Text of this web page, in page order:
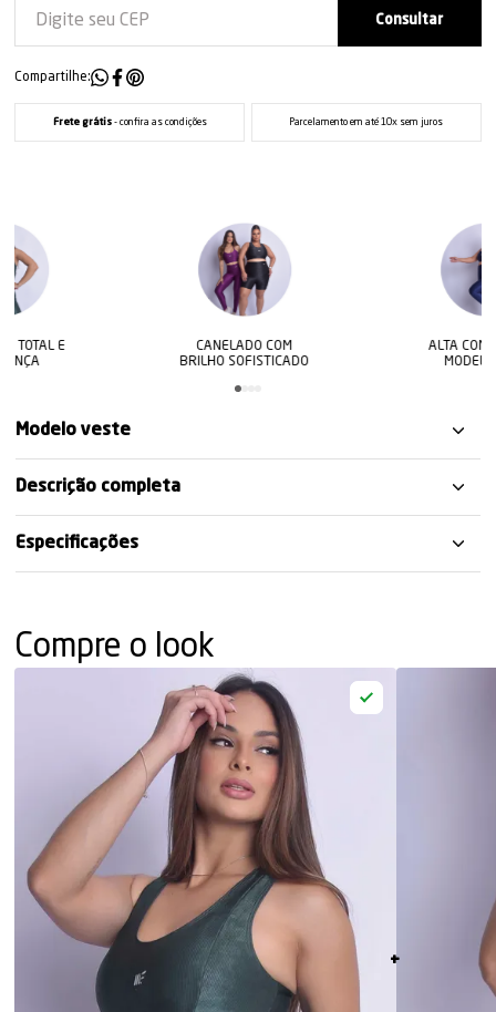
Compartilhe:
Frete grátis- confira as condições Parcelamento em até 10x sem juros
CANELADO COM
BRILHO SOFISTICADO
ALTA COMPRESSÃO
MODELADORA
Modelo veste
Descrição completa
Especificações
Compre o look